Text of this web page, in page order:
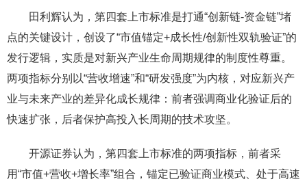
田利辉认为，第四套上市标准是打通“创新链-资金链”堵
点的关键设计，创设了“市值锚定+成长性/创新性双轨验证”的
发行逻辑，实质是对新兴产业生命周期规律的制度性尊重。
两项指标分别以“营收增速”和“研发强度”为内核，对应新兴产
业与未来产业的差异化成长规律：前者强调商业化验证后的
快速扩张，后者保护高投入长周期的技术攻坚。
开源证券认为，第四套上市标准的两项指标，前者采
用“市值+营收+增长率”组合，锚定已验证商业模式、处于高速